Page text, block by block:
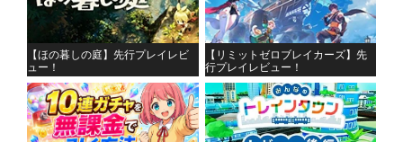
【ほの暮しの庭】先行プレイレビ
ュー！
【リミットゼロブレイカーズ】先
行プレイレビュー！